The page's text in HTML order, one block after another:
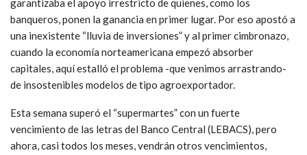
garantizaba el apoyo irrestricto de quienes, como los
banqueros, ponen la ganancia en primer lugar. Por eso apostó a
una inexistente “lluvia de inversiones” y al primer cimbronazo,
cuando la economía norteamericana empezó absorber
capitales, aquí estalló el problema -que venimos arrastrando-
de insostenibles modelos de tipo agroexportador.
Esta semana superó el “supermartes” con un fuerte
vencimiento de las letras del Banco Central (LEBACS), pero
ahora, casi todos los meses, vendrán otros vencimientos,